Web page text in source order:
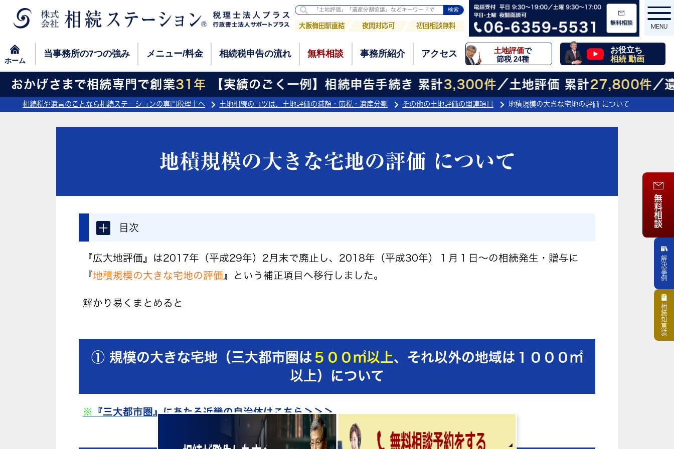
大阪梅田駅直結 夜間対応可 初回相談無料 MENU
ホーム
当事務所の7つの強み メニュー/料金 相続税申告の流れ 無料相談 事務所紹介 アクセス 土地評価で
節税 24種
お役立ち
相続 動画
ホーム
当事務所の7つの強み メニュー/料金 相続税申告の流れ 無料相談 事務所紹介 アクセス 土地評価で
節税 24種
相続
お役立ち
動画一覧
MENU
かげさまで相続専門で創業31年【実績のごく一例】相続申告手続き 累計3,300件／土地評価 累計27,800件／遺
相続税や遺言のことなら相続ステーションの専門税理士へ 土地相続のコツは、土地評価の減額・節税・遺産分割 その他の土地評価の関連項目 地積規模の大きな宅地の評価 について
地積規模の大きな宅地の評価 について
＋ 目次
『広大地評価』は2017年（平成29年）2月末で廃止し、2018年（平成30年）１月１日～の相続発生・贈与に
『 地積規模の大きな宅地の評価 』という補正項目へ移行しました。
解かり易くまとめると
① 規模の大きな宅地（三大都市圏は ５００㎡以上、それ以外の地域は１０００㎡
以上）について
※ 『三大都市圏』にあたる近畿の自治体はこちら＞＞＞
無料相談
解決事例
相続知恵袋